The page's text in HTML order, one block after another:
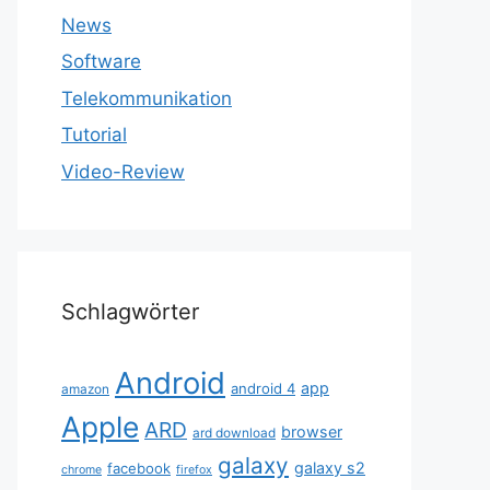
News
Software
Telekommunikation
Tutorial
Video-Review
Schlagwörter
amazon Android android 4 app
Apple ARD ard download browser
chrome facebook firefox galaxy galaxy s2